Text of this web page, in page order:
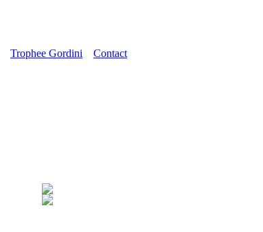
Trophee Gordini Contact